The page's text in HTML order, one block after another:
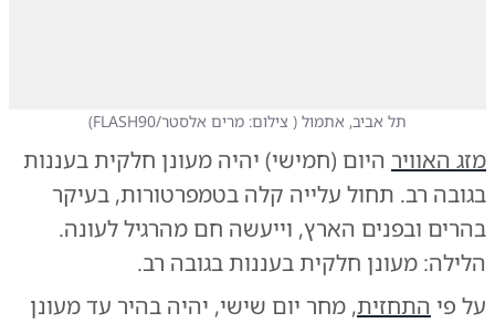
תל אביב, אתמול ( צילום: מרים אלסטר/FLASH90 )
מזג האוויר היום (חמישי) יהיה מעונן חלקית בעננות
בגובה רב. תחול עלייה קלה בטמפרטורות, בעיקר
בהרים ובפנים הארץ, וייעשה חם מהרגיל לעונה.
הלילה: מעונן חלקית בעננות בגובה רב.
על פי התחזית, מחר יום שישי, יהיה בהיר עד מעונן